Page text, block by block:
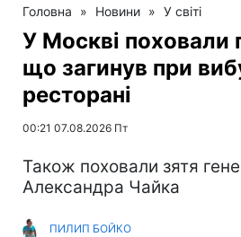
Головна » Новини » У світі
У Москві поховали
що загинув при
ресторані
00:21 07.08.2026 Пт
Також поховали зятя
Александра Чайка
ПИЛИП БОЙКО